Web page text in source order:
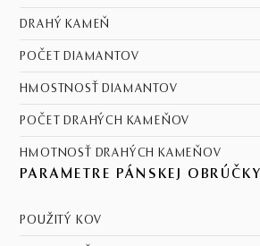
DRAHÝ KAMEŇ
POČET DIAMANTOV
HMOSTNOSŤ DIAMANTOV
POČET DRAHÝCH KAMEŇOV
HMOTNOSŤ DRAHÝCH KAMEŇOV
PARAMETRE PÁNSKEJ OBRÚČKY
POUŽITÝ KOV